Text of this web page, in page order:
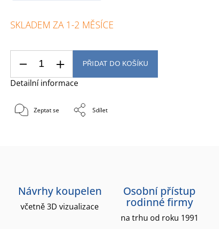
SKLADEM ZA 1-2 MĚSÍCE
PŘIDAT DO KOŠÍKU
Detailní informace
Zeptat se Sdílet
Návrhy koupelen
včetně 3D vizualizace
Osobní přístup
rodinné firmy
na trhu od roku 1991